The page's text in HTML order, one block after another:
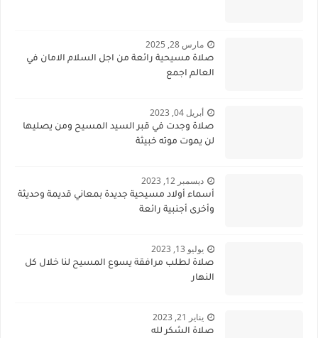
مارس 28, 2025
صلاة مسيحية رائعة من اجل السلام الامان في
العالم اجمع
أبريل 04, 2023
صلاة وجدت في قبر السيد المسيح ومن يصليها
لن يموت موته خبيثة
ديسمبر 12, 2023
أسماء أولاد مسيحية جديدة بمعاني قديمة وحديثة
وأخرى أجنبية رائعة
يوليو 13, 2023
صلاة لطلب مرافقة يسوع المسيح لنا خلال كل
النهار
يناير 21, 2023
صلاة الشكر لله